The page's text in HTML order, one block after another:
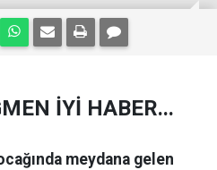
İYİ HABER...
meydana gelen